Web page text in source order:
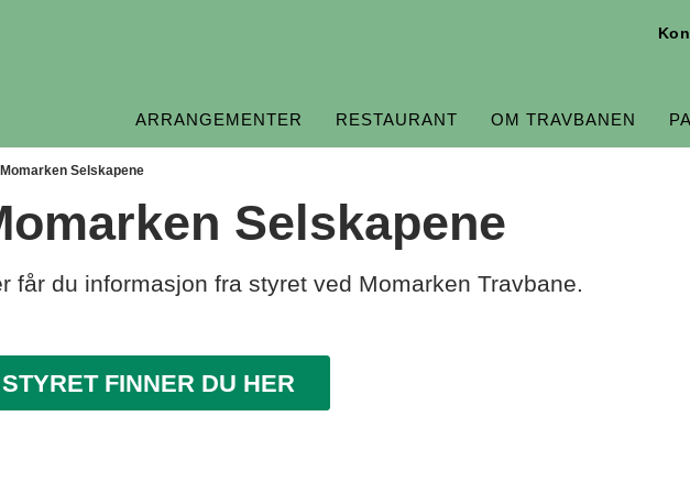
ARRANGEMENTER RESTAURANT OM TRAVBANEN
Momarken Selskapene
Selskapene
får du informasjon fra styret ved Momarken Travbane.
STYRET FINNER DU HER